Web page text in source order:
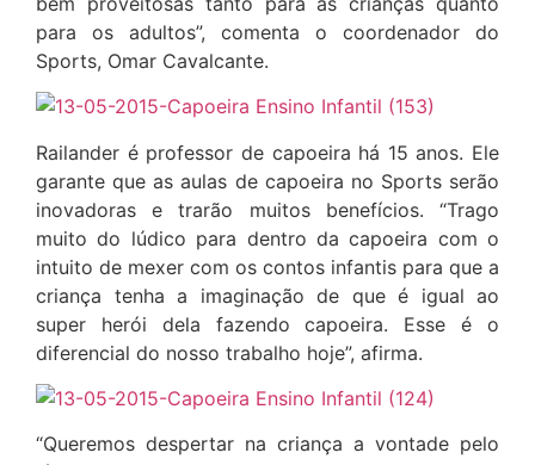
para os adultos”, comenta o coordenador do
Sports, Omar Cavalcante.
Railander é professor de capoeira há 15 anos. Ele
garante que as aulas de capoeira no Sports serão
inovadoras e trarão muitos benefícios. “Trago
muito do lúdico para dentro da capoeira com o
intuito de mexer com os contos infantis para que a
criança tenha a imaginação de que é igual ao
super herói dela fazendo capoeira. Esse é o
diferencial do nosso trabalho hoje”, afirma.
“Queremos despertar na criança a vontade pelo